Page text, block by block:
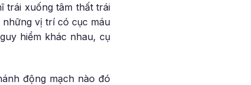
trái xuống tâm thất trái
vị trí có cục máu
hiểm khác nhau, cụ
động mạch nào đó